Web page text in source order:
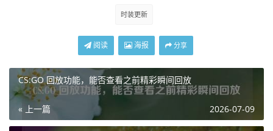
这些精心设计的时装不仅仅是外观上的改变，更是为游戏角
们仿佛化身成为游戏世界中的时尚先锋，在枪林弹雨中自信
是在安全区惬意漫步，时装都成为了玩家们表达自我、彰显
个性的独特方式。
时装更新的频率也恰到好处，既不会让玩家们感到审美疲
时装更新
阅读 海报 分享
CS:GO 回放功能，能否查看之前精彩瞬间回放
« 上一篇 2026-07-09